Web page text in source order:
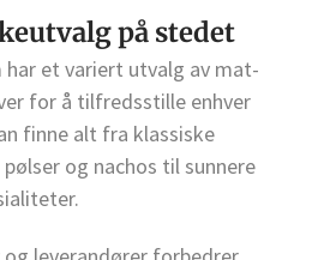
på stedet
har et variert utvalg av mat-
for å tilfredsstille enhver
finne alt fra klassiske
og nachos til sunnere